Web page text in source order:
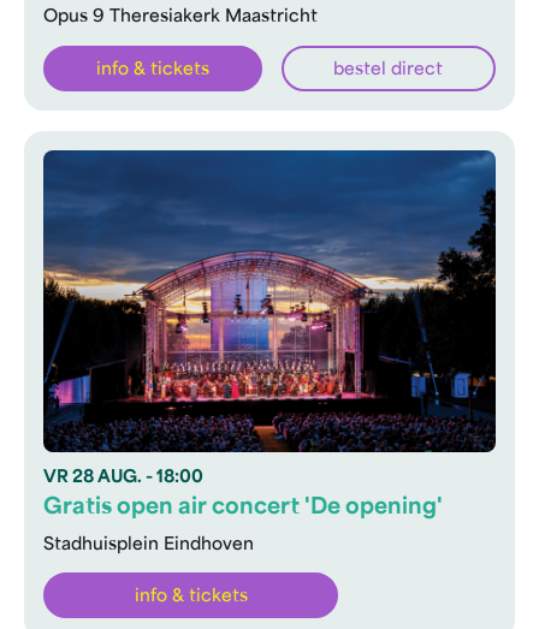
Opus 9 Theresiakerk Maastricht
info & tickets bestel direct
VR 28 AUG. - 18:00
Stadhuisplein Eindhoven
Gratis open air concert 'De opening'
info & tickets